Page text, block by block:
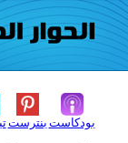
بنترست بودكاست